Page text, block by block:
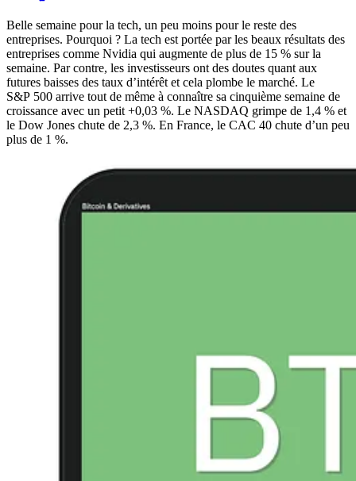
Belle semaine pour la tech, un peu moins pour le reste des
entreprises. Pourquoi ? La tech est portée par les beaux résultats des
entreprises comme Nvidia qui augmente de plus de 15 % sur la
semaine. Par contre, les investisseurs ont des doutes quant aux
futures baisses des taux d’intérêt et cela plombe le marché. Le
S&P 500 arrive tout de même à connaître sa cinquième semaine de
croissance avec un petit +0,03 %. Le NASDAQ grimpe de 1,4 % et
le Dow Jones chute de 2,3 %. En France, le CAC 40 chute d’un peu
plus de 1 %.